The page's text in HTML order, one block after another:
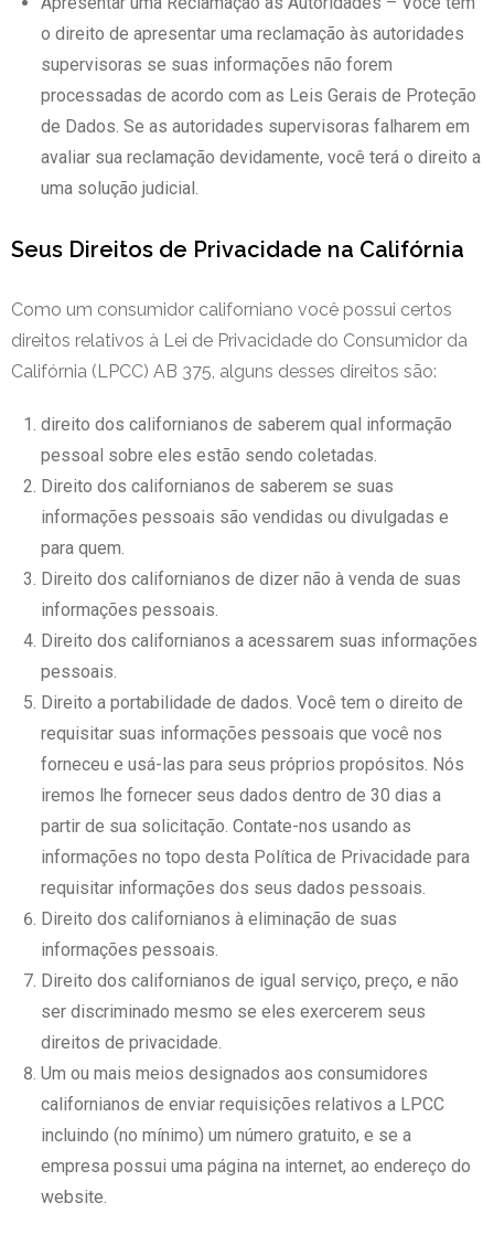
o direito de apresentar uma reclamação às autoridades
supervisoras se suas informações não forem
processadas de acordo com as Leis Gerais de Proteção
de Dados. Se as autoridades supervisoras falharem em
avaliar sua reclamação devidamente, você terá o direito a
uma solução judicial.
Seus Direitos de Privacidade na Califórnia
Como um consumidor californiano você possui certos
direitos relativos à Lei de Privacidade do Consumidor da
Califórnia (LPCC) AB 375, alguns desses direitos são:
direito dos californianos de saberem qual informação
pessoal sobre eles estão sendo coletadas.
Direito dos californianos de saberem se suas
informações pessoais são vendidas ou divulgadas e
para quem.
Direito dos californianos de dizer não à venda de suas
informações pessoais.
Direito dos californianos a acessarem suas informações
pessoais.
Direito a portabilidade de dados. Você tem o direito de
requisitar suas informações pessoais que você nos
forneceu e usá-las para seus próprios propósitos. Nós
iremos lhe fornecer seus dados dentro de 30 dias a
partir de sua solicitação. Contate-nos usando as
informações no topo desta Política de Privacidade para
requisitar informações dos seus dados pessoais.
Direito dos californianos à eliminação de suas
informações pessoais.
Direito dos californianos de igual serviço, preço, e não
ser discriminado mesmo se eles exercerem seus
direitos de privacidade.
Um ou mais meios designados aos consumidores
californianos de enviar requisições relativos a LPCC
incluindo (no mínimo) um número gratuito, e se a
empresa possui uma página na internet, ao endereço do
website.